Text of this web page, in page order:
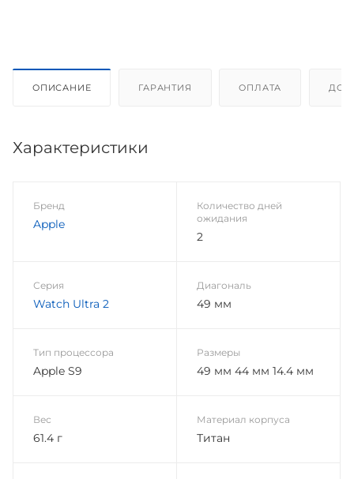
ОПИСАНИЕ ГАРАНТИЯ ОПЛАТА
Характеристики
Бренд
Apple
Количество дней
ожидания
2
Серия
Watch Ultra 2
Диагональ
49 мм
Тип процессора
Apple S9
Размеры
49 мм 44 мм 14.4 мм
Вес
61.4 г
Материал корпуса
Титан